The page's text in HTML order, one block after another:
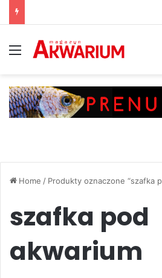
Menu
Home / Produkty oznaczone “szafka
szafka pod
akwarium